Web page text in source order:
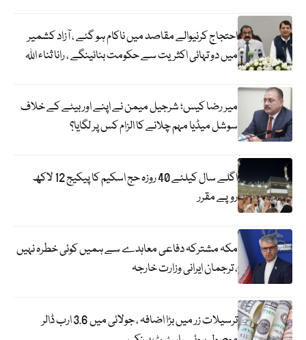
احتجاج کرنیوالے مقاصد میں ناکام ہو گئے ، آزاد کشمیر
میں دو تہائی اکثریت سے حکومت بنائینگے ، رانا ثناء اللہ
میر رضا کیس؛ شرجیل میمن نے اپنے اور بیٹے کے خلاف
سوشل میڈیا مہم چلانے کا الزام کس پر لگایا؟
اگلے سال کیلئے 40 روزہ حج اسکیم کا پیکیج 12 لاکھ
روپے مقرر
مکہ مشترکہ دفاعی معاہدے سے ہمیں کوئی خطرہ نہیں
، ترجمان ایرانی وزارت خارجہ
ترسیلات زر میں بڑا اضافہ ، جولائی میں 3.6 ارب ڈالر